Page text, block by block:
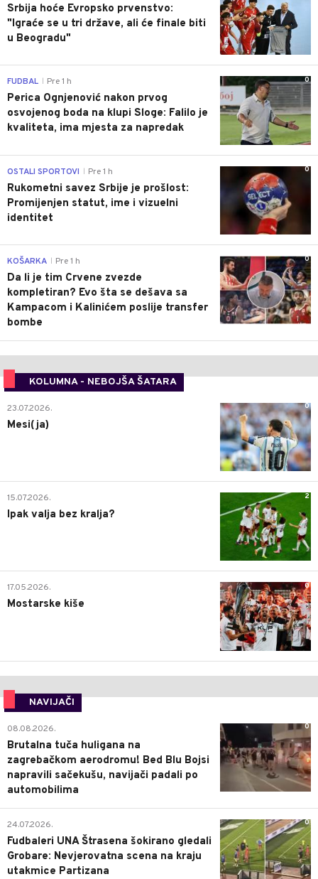
Srbija hoće Evropsko prvenstvo:
"Igraće se u tri države, ali će finale biti
u Beogradu"
0
FUDBAL Pre 1 h
Perica Ognjenović nakon prvog
osvojenog boda na klupi Sloge: Falilo je
kvaliteta, ima mjesta za napredak
0
OSTALI SPORTOVI Pre 1 h
Rukometni savez Srbije je prošlost:
Promijenjen statut, ime i vizuelni
identitet
0
KOŠARKA Pre 1 h
Da li je tim Crvene zvezde
kompletiran? Evo šta se dešava sa
Kampacom i Kalinićem poslije transfer
bombe
KOLUMNA - NEBOJŠA ŠATARA
0
23.07.2026.
Mesi(ja)
2
15.07.2026.
Ipak valja bez kralja?
0
17.05.2026.
Mostarske kiše
NAVIJAČI
0
08.08.2026.
Brutalna tuča huligana na
zagrebačkom aerodromu! Bed Blu Bojsi
napravili sačekušu, navijači padali po
automobilima
0
24.07.2026.
Fudbaleri UNA Štrasena šokirano gledali
Grobare: Nevjerovatna scena na kraju
utakmice Partizana